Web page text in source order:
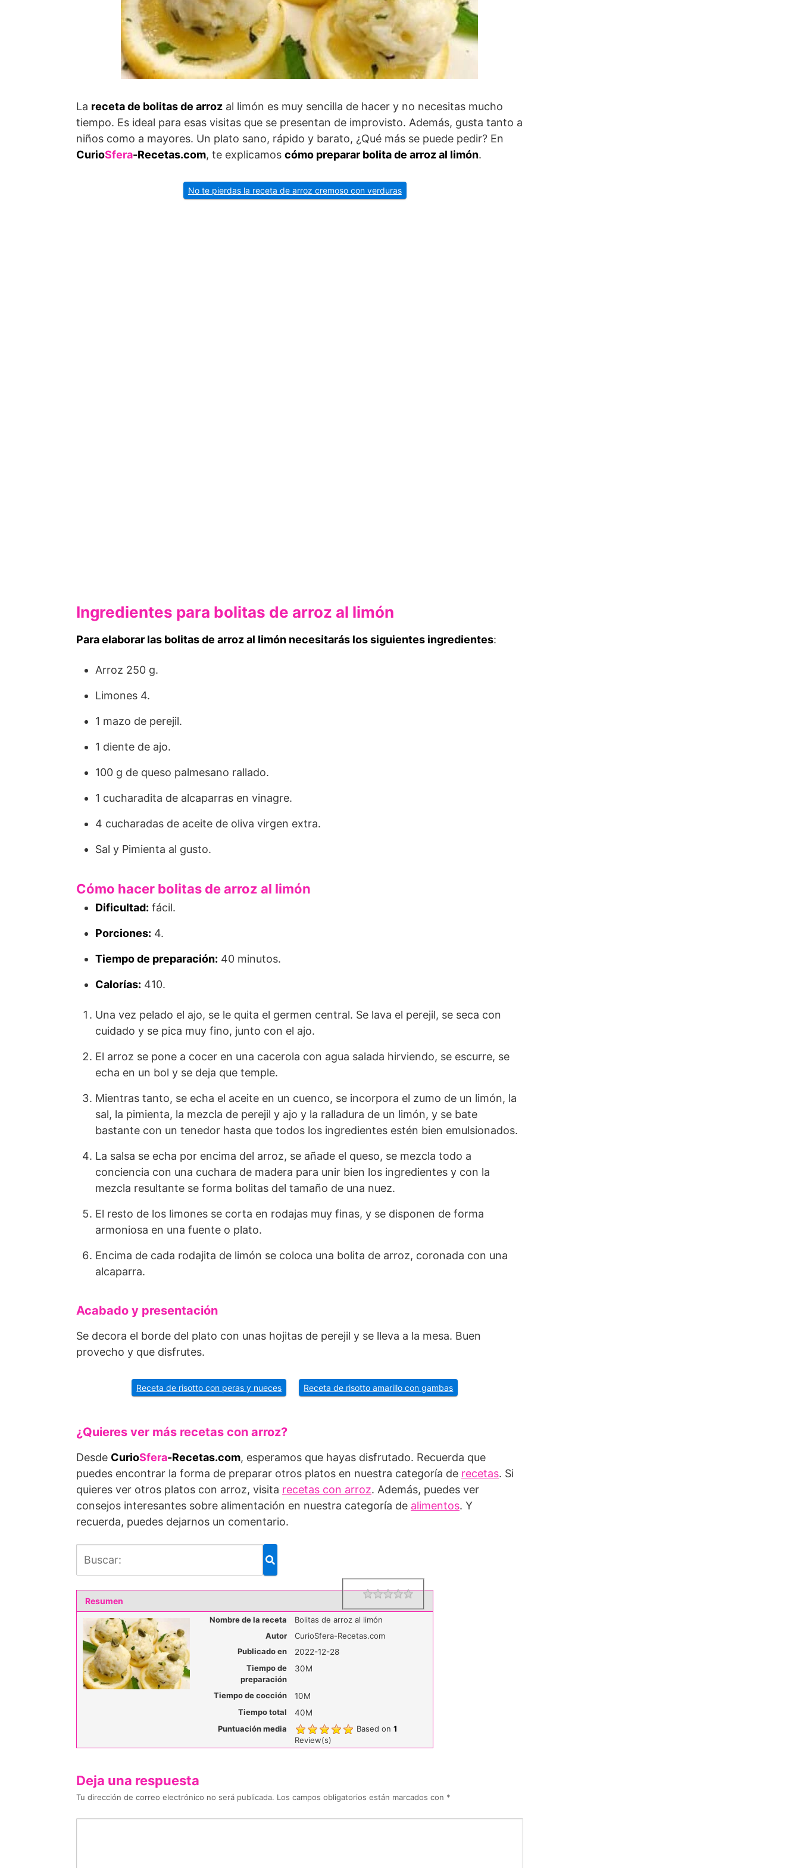
La receta de bolitas de arroz al limón es muy sencilla de hacer y no necesitas mucho
tiempo. Es ideal para esas visitas que se presentan de improvisto. Además, gusta tanto a
niños como a mayores. Un plato sano, rápido y barato, ¿Qué más se puede pedir? En
CurioSfera-Recetas.com, te explicamos cómo preparar bolita de arroz al limón.
No te pierdas la receta de arroz cremoso con verduras
Ingredientes para bolitas de arroz al limón
Para elaborar las bolitas de arroz al limón necesitarás los siguientes ingredientes:
Arroz 250 g.
Limones 4.
1 mazo de perejil.
1 diente de ajo.
100 g de queso palmesano rallado.
1 cucharadita de alcaparras en vinagre.
4 cucharadas de aceite de oliva virgen extra.
Sal y Pimienta al gusto.
Cómo hacer bolitas de arroz al limón
Dificultad: fácil.
Porciones: 4.
Tiempo de preparación: 40 minutos.
Calorías: 410.
Una vez pelado el ajo, se le quita el germen central. Se lava el perejil, se seca con
cuidado y se pica muy fino, junto con el ajo.
El arroz se pone a cocer en una cacerola con agua salada hirviendo, se escurre, se
echa en un bol y se deja que temple.
Mientras tanto, se echa el aceite en un cuenco, se incorpora el zumo de un limón, la
sal, la pimienta, la mezcla de perejil y ajo y la ralladura de un limón, y se bate
bastante con un tenedor hasta que todos los ingredientes estén bien emulsionados.
La salsa se echa por encima del arroz, se añade el queso, se mezcla todo a
conciencia con una cuchara de madera para unir bien los ingredientes y con la
mezcla resultante se forma bolitas del tamaño de una nuez.
El resto de los limones se corta en rodajas muy finas, y se disponen de forma
armoniosa en una fuente o plato.
Encima de cada rodajita de limón se coloca una bolita de arroz, coronada con una
alcaparra.
Acabado y presentación
Se decora el borde del plato con unas hojitas de perejil y se lleva a la mesa. Buen
provecho y que disfrutes.
Receta de risotto con peras y nueces Receta de risotto amarillo con gambas
¿Quieres ver más recetas con arroz?
Desde CurioSfera-Recetas.com, esperamos que hayas disfrutado. Recuerda que
puedes encontrar la forma de preparar otros platos en nuestra categoría de recetas. Si
quieres ver otros platos con arroz, visita recetas con arroz. Además, puedes ver
consejos interesantes sobre alimentación en nuestra categoría de alimentos. Y
recuerda, puedes dejarnos un comentario.
Resumen Rating
Nombre de la receta
Bolitas de arroz al limón
Autor
CurioSfera-Recetas.com
Publicado en
2022-12-28
Tiempo de
preparación
30M
Tiempo de cocción
10M
Tiempo total
40M
Puntuación media
Based on 1
Review(s)
Deja una respuesta
Tu dirección de correo electrónico no será publicada. Los campos obligatorios están marcados con *